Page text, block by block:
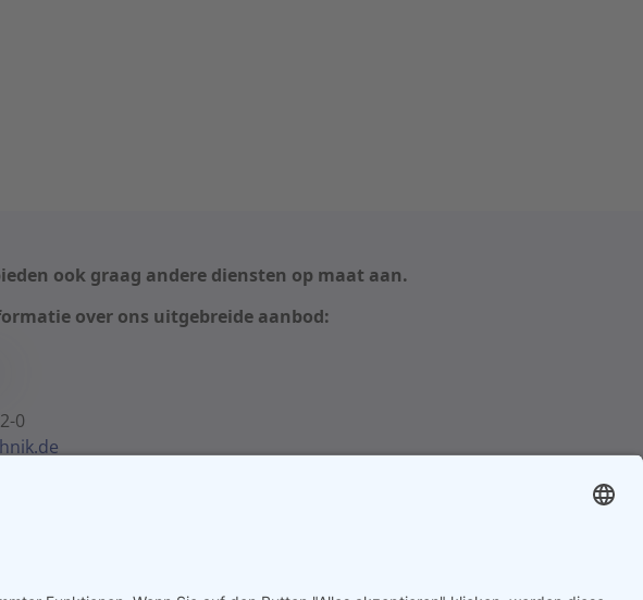
ook graag andere diensten op maat aan.
over ons uitgebreide aanbod:
0